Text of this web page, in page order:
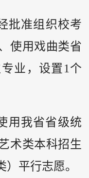
批准组织校考
使用戏曲类省
业，设置1个
用我省省级统
术类本科招生
平行志愿。